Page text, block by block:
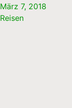
März 7, 2018
Reisen